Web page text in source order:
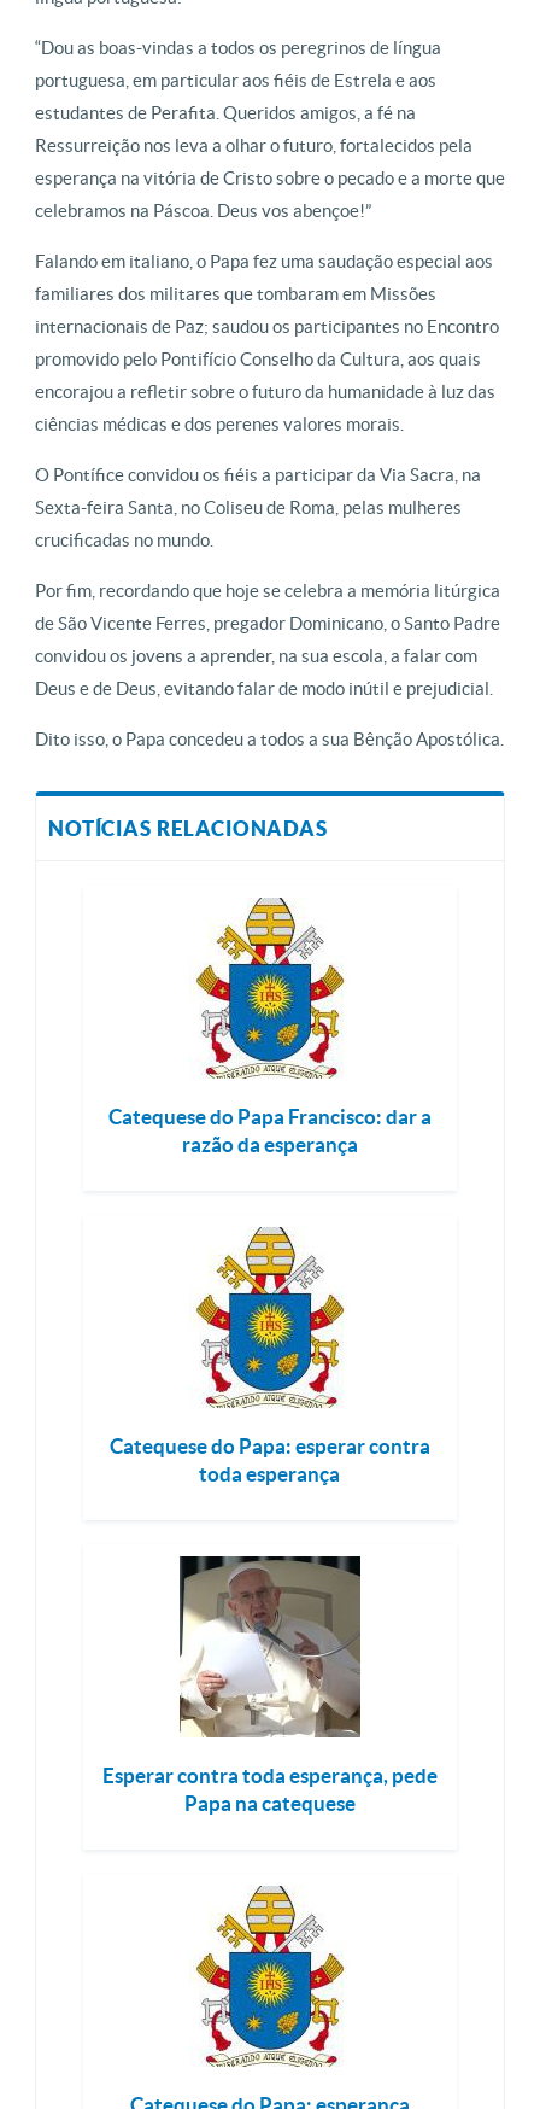
“Dou as boas-vindas a todos os peregrinos de língua
portuguesa, em particular aos fiéis de Estrela e aos
estudantes de Perafita. Queridos amigos, a fé na
Ressurreição nos leva a olhar o futuro, fortalecidos pela
esperança na vitória de Cristo sobre o pecado e a morte que
celebramos na Páscoa. Deus vos abençoe!”
Falando em italiano, o Papa fez uma saudação especial aos
familiares dos militares que tombaram em Missões
internacionais de Paz; saudou os participantes no Encontro
promovido pelo Pontifício Conselho da Cultura, aos quais
encorajou a refletir sobre o futuro da humanidade à luz das
ciências médicas e dos perenes valores morais.
O Pontífice convidou os fiéis a participar da Via Sacra, na
Sexta-feira Santa, no Coliseu de Roma, pelas mulheres
crucificadas no mundo.
Por fim, recordando que hoje se celebra a memória litúrgica
de São Vicente Ferres, pregador Dominicano, o Santo Padre
convidou os jovens a aprender, na sua escola, a falar com
Deus e de Deus, evitando falar de modo inútil e prejudicial.
Dito isso, o Papa concedeu a todos a sua Bênção Apostólica.
NOTÍCIAS RELACIONADAS
Catequese do Papa Francisco: dar a
razão da esperança
Catequese do Papa: esperar contra
toda esperança
Esperar contra toda esperança, pede
Papa na catequese